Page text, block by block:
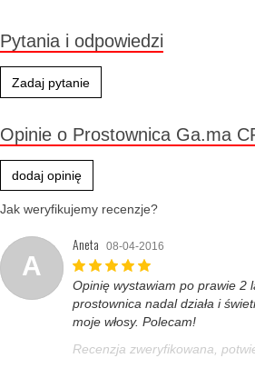
Pytania i odpowiedzi
Zadaj pytanie
Opinie o Prostownica Ga.ma
dodaj opinię
Jak weryfikujemy recenzje?
A
Aneta 08-04-2016
Opinię wystawiam po prawie 2
prostownica nadal działa i
moje włosy. Polecam!
Recenzja zweryfikowana,